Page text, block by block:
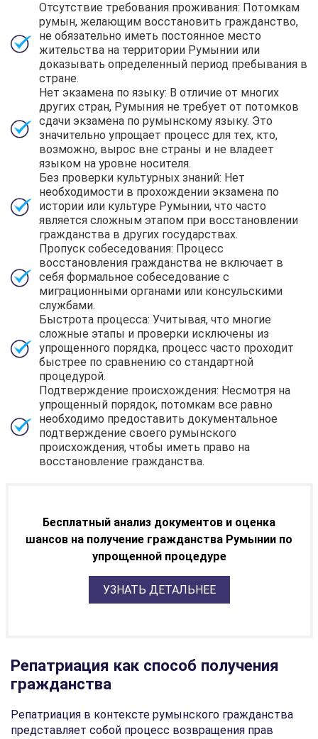
Отсутствие требования проживания: Потомкам
румын, желающим восстановить гражданство,
не обязательно иметь постоянное место
жительства на территории Румынии или
доказывать определенный период пребывания в
стране.
Нет экзамена по языку: В отличие от многих
других стран, Румыния не требует от потомков
сдачи экзамена по румынскому языку. Это
значительно упрощает процесс для тех, кто,
возможно, вырос вне страны и не владеет
языком на уровне носителя.
Без проверки культурных знаний: Нет
необходимости в прохождении экзамена по
истории или культуре Румынии, что часто
является сложным этапом при восстановлении
гражданства в других государствах.
Пропуск собеседования: Процесс
восстановления гражданства не включает в
себя формальное собеседование с
миграционными органами или консульскими
службами.
Быстрота процесса: Учитывая, что многие
сложные этапы и проверки исключены из
упрощенного порядка, процесс часто проходит
быстрее по сравнению со стандартной
процедурой.
Подтверждение происхождения: Несмотря на
упрощенный порядок, потомкам все равно
необходимо предоставить документальное
подтверждение своего румынского
происхождения, чтобы иметь право на
восстановление гражданства.
Бесплатный анализ документов и оценка
шансов на получение гражданства Румынии по
упрощенной процедуре
УЗНАТЬ ДЕТАЛЬНЕЕ
Репатриация как способ получения
гражданства
Репатриация в контексте румынского гражданства
представляет собой процесс возвращения прав